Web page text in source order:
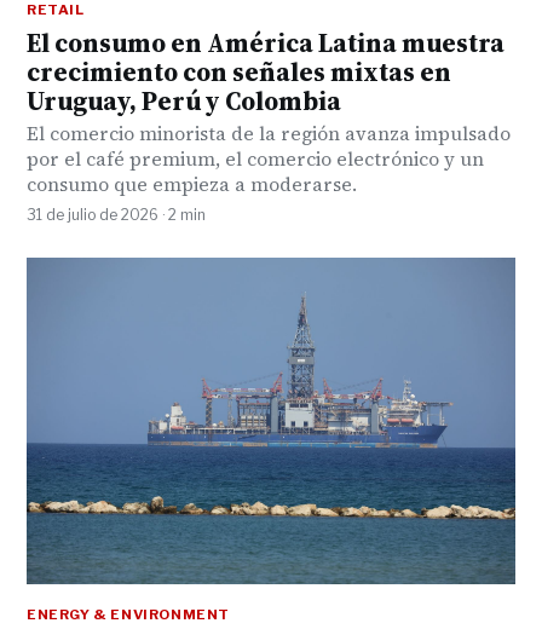
RETAIL
El consumo en América Latina muestra
crecimiento con señales mixtas en
Uruguay, Perú y Colombia
El comercio minorista de la región avanza impulsado
por el café premium, el comercio electrónico y un
consumo que empieza a moderarse.
31 de julio de 2026 · 2 min
ENERGY & ENVIRONMENT